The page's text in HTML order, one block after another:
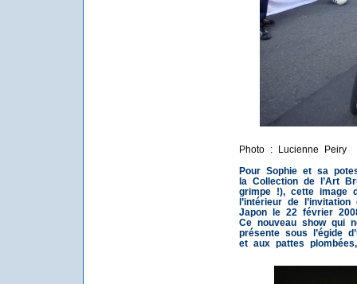
Photo : Lucienne Peiry
Pour Sophie et sa
la Collection de l’Art
grimpe !), cette image
l’intérieur de
Japon le 22 février
Ce nouveau show qui
présente sous l’égide
et aux pattes